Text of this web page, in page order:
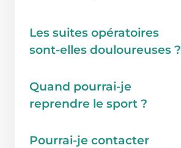
Les suites opératoires
sont-elles douloureuses ?
Quand pourrai-je
reprendre le sport ?
Pourrai-je contacter